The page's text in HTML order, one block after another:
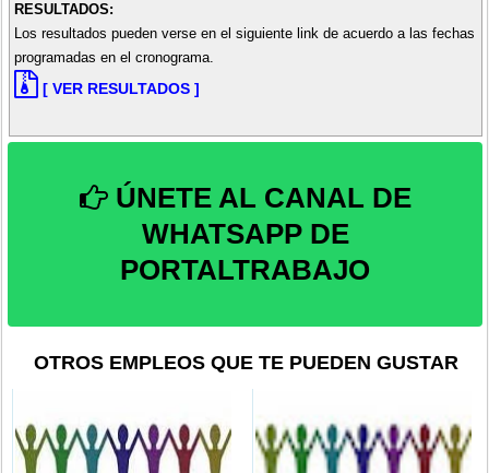
RESULTADOS:
Los resultados pueden verse en el siguiente link de acuerdo a las fechas
programadas en el cronograma.
[ VER RESULTADOS ]
ÚNETE AL CANAL DE
WHATSAPP DE
PORTALTRABAJO
OTROS EMPLEOS QUE TE PUEDEN GUSTAR